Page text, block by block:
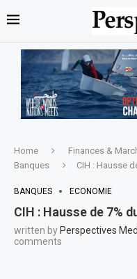
Home Finances &
Banques
CIH : Hausse
BANQUES ECONOMIE
CIH : Hausse de 7%
written by Perspectives Med
comments